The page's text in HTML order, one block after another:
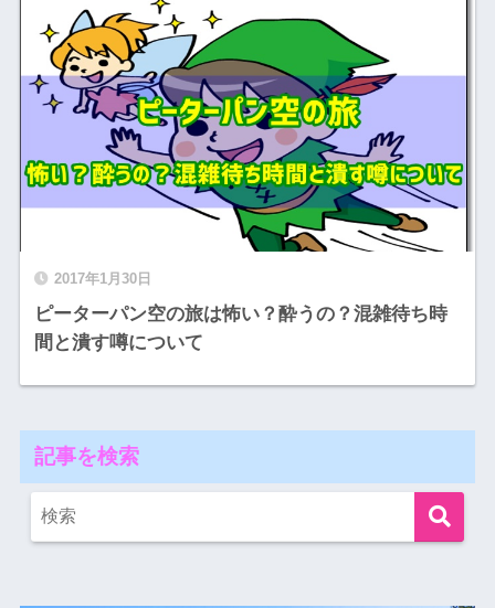
2017年1月30日
ピーターパン空の旅は怖い？酔うの？混雑待ち時
間と潰す噂について
記事を検索